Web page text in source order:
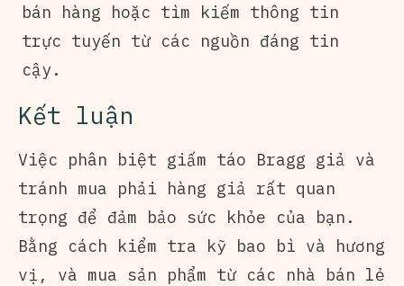
bán hàng hoặc tìm kiếm thông tin
trực tuyến từ các nguồn đáng tin
cậy.
Kết luận
Việc phân biệt giấm táo Bragg giả và
tránh mua phải hàng giả rất quan
trọng để đảm bảo sức khỏe của bạn.
Bằng cách kiểm tra kỹ bao bì và hương
vị, và mua sản phẩm từ các nhà bán lẻ